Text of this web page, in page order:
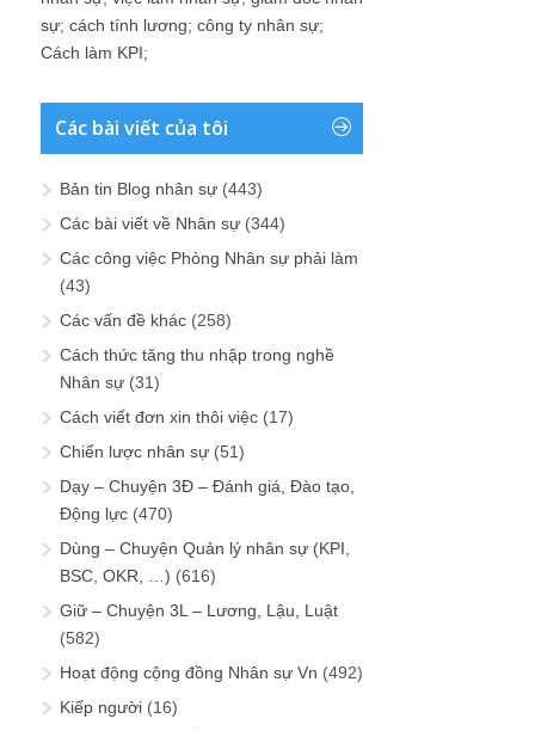
sự; cách tính lương; công ty nhân sự;
Cách làm KPI;
Các bài viết của tôi
Bản tin Blog nhân sự (443)
Các bài viết về Nhân sự (344)
Các công việc Phòng Nhân sự phải làm
(43)
Các vấn đề khác (258)
Cách thức tăng thu nhập trong nghề
Nhân sự (31)
Cách viết đơn xin thôi việc (17)
Chiến lược nhân sự (51)
Dạy – Chuyện 3Đ – Đánh giá, Đào tạo,
Động lực (470)
Dùng – Chuyện Quản lý nhân sự (KPI,
BSC, OKR, …) (616)
Giữ – Chuyện 3L – Lương, Lậu, Luật
(582)
Hoạt động cộng đồng Nhân sự Vn (492)
Kiếp người (16)